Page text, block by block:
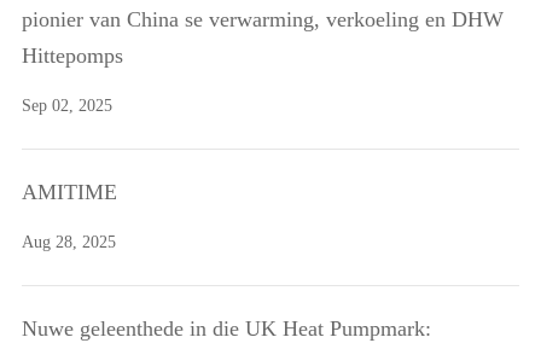
pionier van China se verwarming, verkoeling en DHW
Hittepomps
Sep 02, 2025
AMITIME
Aug 28, 2025
Nuwe geleenthede in die UK Heat Pumpmark: